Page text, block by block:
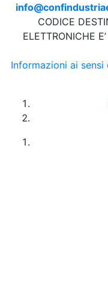
CODICE
ELETTRONICHE
Informazioni ai